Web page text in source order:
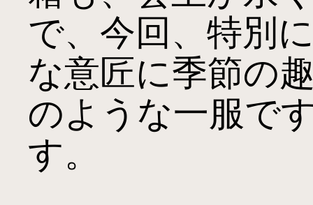
で、今回、特別
な意匠に季節の
のような一服で
す。